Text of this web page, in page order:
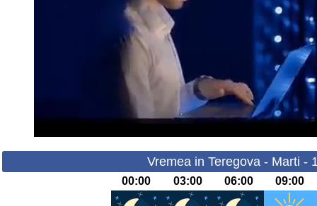
Vremea in Teregova - Marti -
00:00 03:00 06:00 09:00